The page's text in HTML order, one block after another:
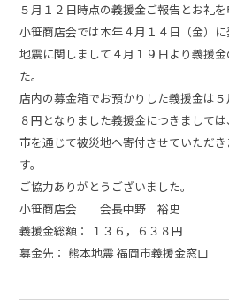
５月１２日時点の義援金ご報告とお礼を
小笹商店会では本年４月１４日（金）
地震に関しまして４月１９日より義援
た。
店内の募金箱でお預かりした義援金は
８円となりました義援金につきまして
市を通じて被災地へ寄付させていただ
す。
ご協力ありがとうございました。
小笹商店会 会長中野 裕史
義援金総額： １３６，６３８円
募金先： 熊本地震 福岡市義援金窓口